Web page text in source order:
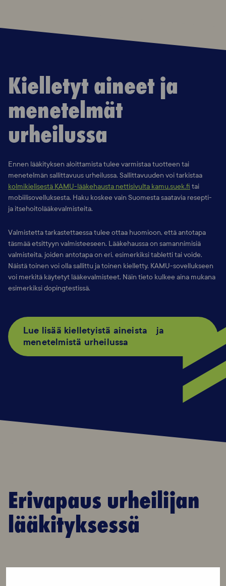
Kielletyt aineet ja
menetelmät
urheilussa
Ennen lääkityksen aloittamista tulee varmistaa tuotteen tai
menetelmän sallittavuus urheilussa. Sallittavuuden voi tarkistaa
kolmikielisestä KAMU-lääkehausta nettisivulta kamu.suek.fi tai
mobiilisovelluksesta. Haku koskee vain Suomesta saatavia resepti-
ja itsehoitolääkevalmisteita.
Valmistetta tarkastettaessa tulee ottaa huomioon, että antotapa
täsmää etsittyyn valmisteeseen. Lääkehaussa on samannimisiä
valmisteita, joiden antotapa on eri, esimerkiksi tabletti tai voide.
Näistä toinen voi olla sallittu ja toinen kielletty. KAMU-sovellukseen
voi merkitä käytetyt lääkevalmisteet. Näin tieto kulkee aina mukana
esimerkiksi dopingtestissä.
Lue lisää kielletyistä aineista ja
menetelmistä urheilussa
Erivapaus urheilijan
lääkityksessä